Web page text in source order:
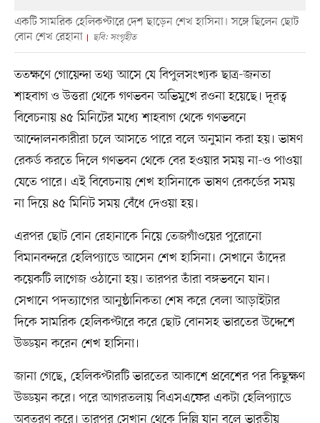
একটি সামরিক হেলিকপ্টারে দেশ ছাড়েন শেখ হাসিনা। সঙ্গে ছিলেন ছোট
বোন শেখ রেহানা
ছবি: সংগৃহীত
ততক্ষণে গোয়েন্দা তথ্য আসে যে বিপুলসংখ্যক ছাত্র-জনতা
শাহবাগ ও উত্তরা থেকে গণভবন অভিমুখে রওনা হয়েছে। দূরত্ব
বিবেচনায় ৪৫ মিনিটের মধ্যে শাহবাগ থেকে গণভবনে
আন্দোলনকারীরা চলে আসতে পারে বলে অনুমান করা হয়। ভাষণ
রেকর্ড করতে দিলে গণভবন থেকে বের হওয়ার সময় না-ও পাওয়া
যেতে পারে। এই বিবেচনায় শেখ হাসিনাকে ভাষণ রেকর্ডের সময়
না দিয়ে ৪৫ মিনিট সময় বেঁধে দেওয়া হয়।
এরপর ছোট বোন রেহানাকে নিয়ে তেজগাঁওয়ের পুরোনো
বিমানবন্দরে হেলিপ্যাডে আসেন শেখ হাসিনা। সেখানে তাঁদের
কয়েকটি লাগেজ ওঠানো হয়। তারপর তাঁরা বঙ্গভবনে যান।
সেখানে পদত্যাগের আনুষ্ঠানিকতা শেষ করে বেলা আড়াইটার
দিকে সামরিক হেলিকপ্টারে করে ছোট বোনসহ ভারতের উদ্দেশে
উড্ডয়ন করেন শেখ হাসিনা।
জানা গেছে, হেলিকপ্টারটি ভারতের আকাশে প্রবেশের পর কিছুক্ষণ
উড্ডয়ন করে। পরে আগরতলায় বিএসএফের একটা হেলিপ্যাডে
অবতরণ করে। তারপর সেখান থেকে দিল্লি যান বলে ভারতীয়